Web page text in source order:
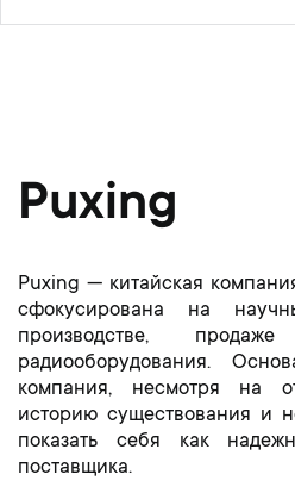
Puxing
Puxing — китайская
сфокусирована на
производстве,
радиооборудования.
компания, несмотря на
историю существования и
показать себя как
поставщика.